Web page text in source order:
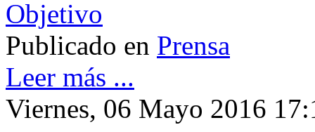
Publicado en Prensa
Leer más ...
Viernes, 06 Mayo 2016